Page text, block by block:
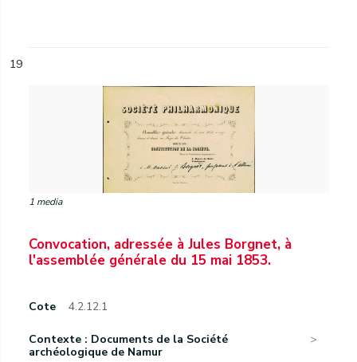
19
1 media
Convocation, adressée à Jules Borgnet, à
l'assemblée générale du 15 mai 1853.
Cote 4.2.12.1
Contexte : Documents de la Société
archéologique de Namur